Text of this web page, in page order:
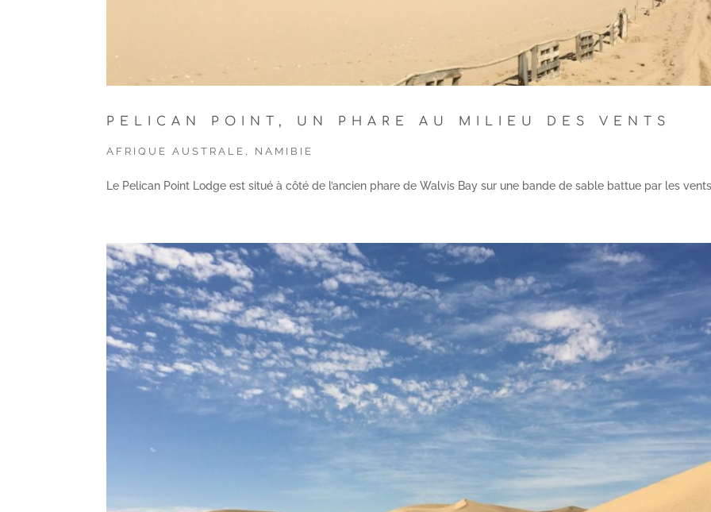
PELICAN POINT, UN PHARE AU MILIEU DES VENTS
AFRIQUE AUSTRALE NAMIBIE
Le Pelican Point Lodge est situé à côté de l’ancien phare de Walvis Bay sur une bande de sable battue par les